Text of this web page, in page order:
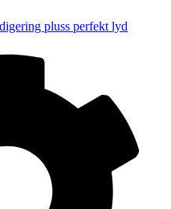
pluss perfekt lyd